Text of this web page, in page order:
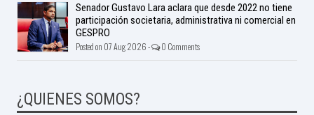
Senador Gustavo Lara aclara que desde 2022 no tiene
participación societaria, administrativa ni comercial en
GESPRO
Posted on 07 Aug 2026 - 0 Comments
¿QUIENES SOMOS?